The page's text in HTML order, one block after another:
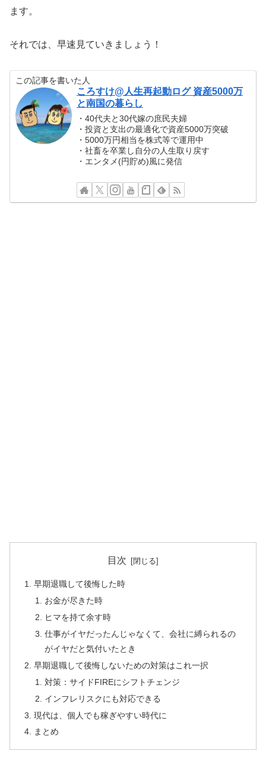
ます。
それでは、早速見ていきましょう！
この記事を書いた人
ころすけ@人生再起動ログ 資産5000万
と南国の暮らし
・40代夫と30代嫁の庶民夫婦
・投資と支出の最適化で資産5000万突破
・5000万円相当を株式等で運用中
・社畜を卒業し自分の人生取り戻す
・エンタメ(円貯め)風に発信
目次
早期退職して後悔した時
お金が尽きた時
ヒマを持て余す時
仕事がイヤだったんじゃなくて、会社に縛られるの
がイヤだと気付いたとき
早期退職して後悔しないための対策はこれ一択
対策：サイドFIREにシフトチェンジ
インフレリスクにも対応できる
現代は、個人でも稼ぎやすい時代に
まとめ